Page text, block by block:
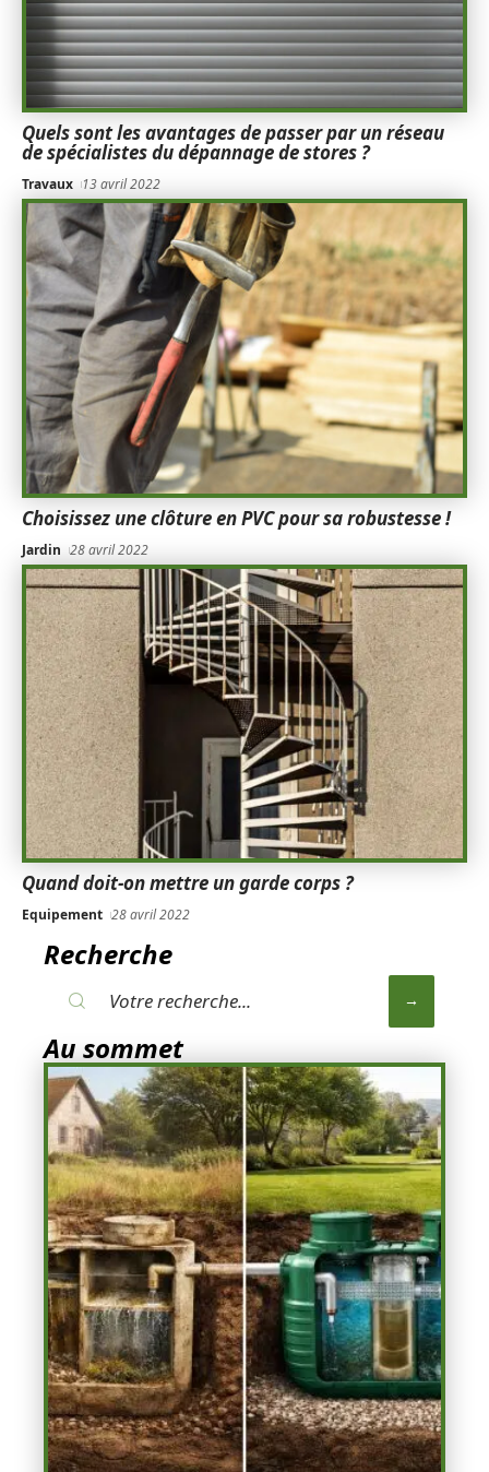
Quels sont les avantages de passer par un réseau
de spécialistes du dépannage de stores ?
Travaux 13 avril 2022
Choisissez une clôture en PVC pour sa robustesse !
Jardin 28 avril 2022
Quand doit-on mettre un garde corps ?
Equipement 28 avril 2022
Recherche
Au sommet